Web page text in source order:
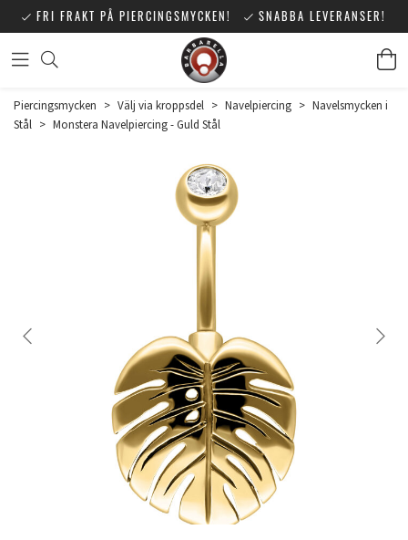
FRI FRAKT PÅ PIERCINGSMYCKEN! SNABBA LEVERANSER!
Piercingsmycken > Välj via kroppsdel > Navelpiercing > Navelsmycken i
Stål > Monstera Navelpiercing - Guld Stål